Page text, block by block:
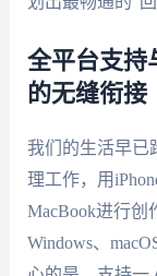
全平台支持
的无缝衔接
我们的生活早已
理工作，用
MacBook进行创
Windows、